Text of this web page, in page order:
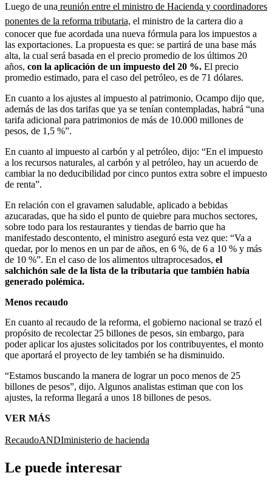
Luego de una reunión entre el ministro de Hacienda y coordinadores
ponentes de la reforma tributaria, el ministro de la cartera dio a
conocer que fue acordada una nueva fórmula para los impuestos a
las exportaciones. La propuesta es que: se partirá de una base más
alta, la cual será basada en el precio promedio de los últimos 20
años, con la aplicación de un impuesto del 20 %. El precio
promedio estimado, para el caso del petróleo, es de 71 dólares.
En cuanto a los ajustes al impuesto al patrimonio, Ocampo dijo que,
además de las dos tarifas que ya se tenían contempladas, habrá “una
tarifa adicional para patrimonios de más de 10.000 millones de
pesos, de 1,5 %”.
En cuanto al impuesto al carbón y al petróleo, dijo: “En el impuesto
a los recursos naturales, al carbón y al petróleo, hay un acuerdo de
cambiar la no deducibilidad por cinco puntos extra sobre el impuesto
de renta”.
En relación con el gravamen saludable, aplicado a bebidas
azucaradas, que ha sido el punto de quiebre para muchos sectores,
sobre todo para los restaurantes y tiendas de barrio que ha
manifestado descontento, el ministro aseguró esta vez que: “Va a
quedar, por lo menos en un par de años, en 6 %, de 6 a 10 % y más
de 10 %”. En el caso de los alimentos ultraprocesados, el
salchichón sale de la lista de la tributaria que también había
generado polémica.
Menos recaudo
En cuanto al recaudo de la reforma, el gobierno nacional se trazó el
propósito de recolectar 25 billones de pesos, sin embargo, para
poder aplicar los ajustes solicitados por los contribuyentes, el monto
que aportará el proyecto de ley también se ha disminuido.
“Estamos buscando la manera de lograr un poco menos de 25
billones de pesos”, dijo. Algunos analistas estiman que con los
ajustes, la reforma llegará a unos 18 billones de pesos.
VER MÁS
RecaudoANDIministerio de hacienda
Le puede interesar